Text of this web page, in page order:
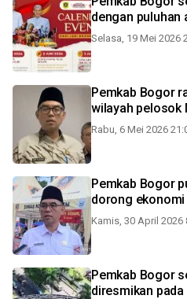
dengan puluhan
Selasa, 19 Mei 2026
Pemkab Bogor
wilayah pelosok
Rabu, 6 Mei 2026
Pemkab Bogor
dorong ekonomi
Kamis, 30 April 2026
Pemkab Bogor sebut Skywalk
diresmikan